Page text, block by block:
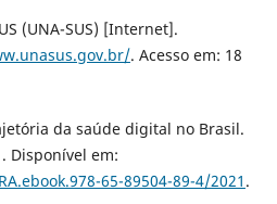
(UNA-SUS) [Internet].
. Acesso em: 18
da saúde digital no Brasil.
Disponível em:
65-89504-89-4/2021 .